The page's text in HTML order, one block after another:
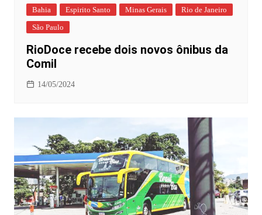
Bahia Espirito Santo Minas Gerais
Rio de Janeiro
São Paulo
RioDoce recebe dois novos ônibus da
Comil
14/05/2024